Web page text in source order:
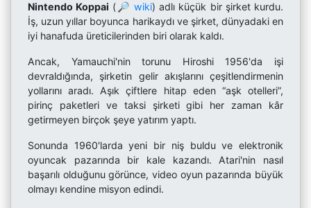
Nintendo Koppai ( 🔎 wiki) adlı küçük bir şirket kurdu.
İş, uzun yıllar boyunca harikaydı ve şirket, dünyadaki en
iyi hanafuda üreticilerinden biri olarak kaldı.
Ancak, Yamauchi'nin torunu Hiroshi 1956'da işi
devraldığında, şirketin gelir akışlarını çeşitlendirmenin
yollarını aradı. Aşık çiftlere hitap eden “aşk otelleri”,
pirinç paketleri ve taksi şirketi gibi her zaman kâr
getirmeyen birçok şeye yatırım yaptı.
Sonunda 1960'larda yeni bir niş buldu ve elektronik
oyuncak pazarında bir kale kazandı. Atari'nin nasıl
başarılı olduğunu görünce, video oyun pazarında büyük
olmayı kendine misyon edindi.